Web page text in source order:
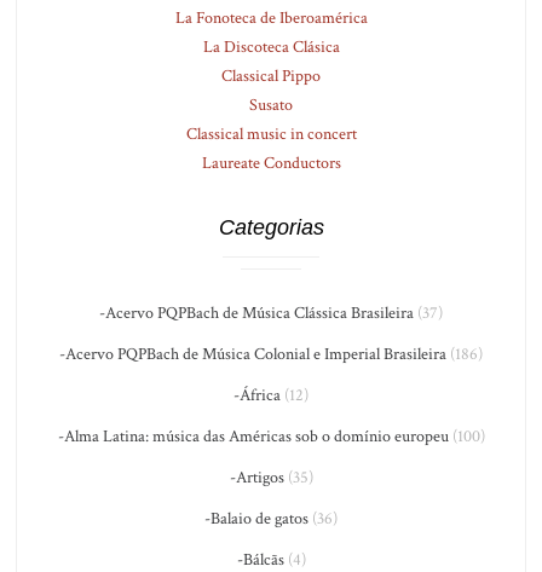
La Fonoteca de Iberoamérica
La Discoteca Clásica
Classical Pippo
Susato
Classical music in concert
Laureate Conductors
Categorias
-Acervo PQPBach de Música Clássica Brasileira (37)
-Acervo PQPBach de Música Colonial e Imperial Brasileira (186)
-África (12)
-Alma Latina: música das Américas sob o domínio europeu(100)
-Artigos(35)
-Balaio de gatos (36)
-Bálcãs(4)